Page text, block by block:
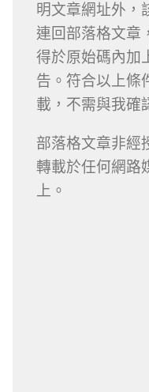
明文章網址外，
連回部落格文章
得於原始碼內加
告。符合以上條
載，不需與我確
部落格文章非經
轉載於任何網路
上。